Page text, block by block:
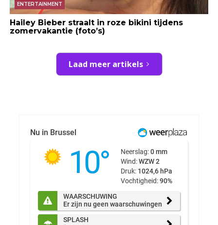
ENTERTAINMENT
Hailey Bieber straalt in roze bikini tijdens
zomervakantie (foto’s)
Laad meer artikels